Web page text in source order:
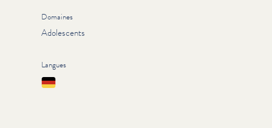
Domaines
Adolescents
Langues
Deutsch